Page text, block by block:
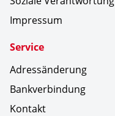
Impressum
Service
Adressänderung
Bankverbindung
Kontakt